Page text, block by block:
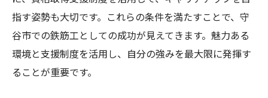
指す姿勢も大切です。これらの条件を満たすことで、守
谷市での鉄筋工としての成功が見えてきます。魅力ある
環境と支援制度を活用し、自分の強みを最大限に発揮す
ることが重要です。